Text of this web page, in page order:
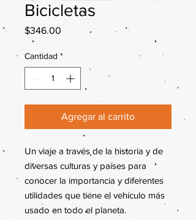
Bicicletas
$346.00
Cantidad *
Agregar al carrito
Un viaje a través de la historia y de
diversas culturas y países para
conocer la importancia y diferentes
utilidades que tiene el vehículo más
usado en todo el planeta.